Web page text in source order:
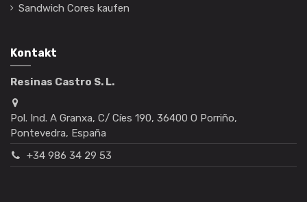
Sandwich Cores kaufen
Kontakt
Resinas Castro S. L.
Pol. Ind. A Granxa, C/ Cíes 190, 36400 O Porriño,
Pontevedra, España
+34 986 34 29 53